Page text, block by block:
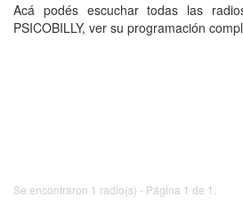
Acá podés escuchar todas las
PSICOBILLY, ver su programación
Se encontraron 1 radio(s) - Página 1 de 1.